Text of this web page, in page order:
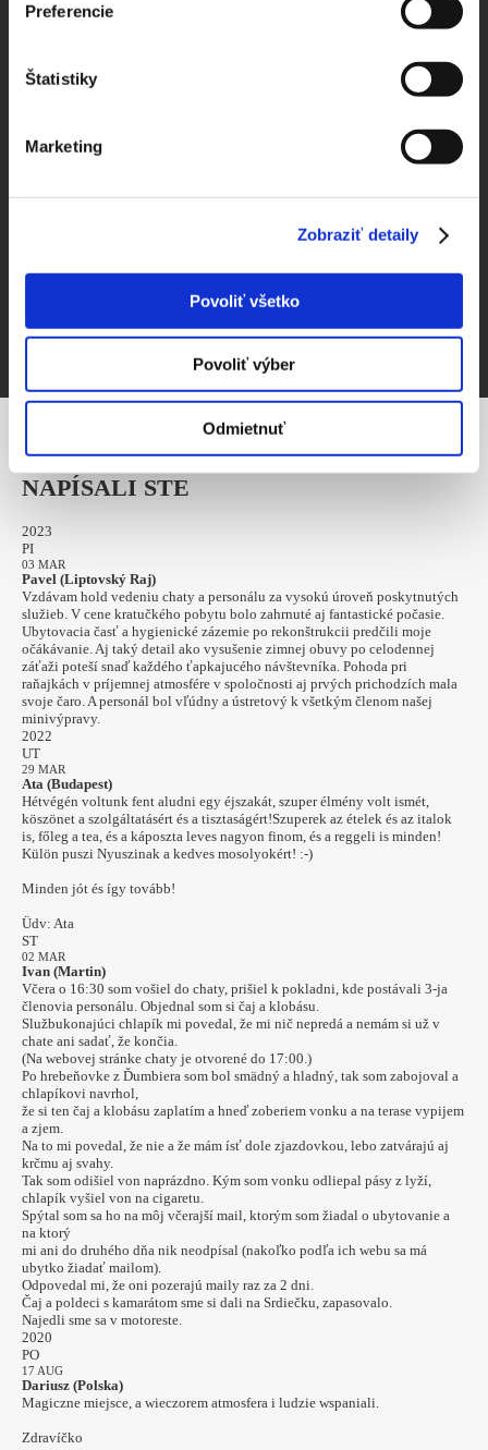
Preferencie
Štatistiky
Marketing
Zobraziť detaily
Povoliť všetko
Povoliť výber
Odmietnuť
ZVEREJNIŤ ZÁPIS
NAPÍSALI STE
2023
PI
03 MAR
Pavel (Liptovský Raj)
Vzdávam hold vedeniu chaty a personálu za vysokú úroveň poskytnutých
služieb. V cene kratučkého pobytu bolo zahrnuté aj fantastické počasie.
Ubytovacia časť a hygienické zázemie po rekonštrukcii predčili moje
očákávanie. Aj taký detail ako vysušenie zimnej obuvy po celodennej
záťaži poteší snaď každého ťapkajucého návštevníka. Pohoda pri
raňajkách v príjemnej atmosfére v spoločnosti aj prvých prichodzích mala
svoje čaro. A personál bol vľúdny a ústretový k všetkým členom našej
minivýpravy.
2022
UT
29 MAR
Ata (Budapest)
Hétvégén voltunk fent aludni egy éjszakát, szuper élmény volt ismét,
köszönet a szolgáltatásért és a tisztaságért!Szuperek az ételek és az italok
is, főleg a tea, és a káposzta leves nagyon finom, és a reggeli is minden!
Külön puszi Nyuszinak a kedves mosolyokért! :-)
Minden jót és így tovább!
Üdv: Ata
ST
02 MAR
Ivan (Martin)
Včera o 16:30 som vošiel do chaty, prišiel k pokladni, kde postávali 3-ja
členovia personálu. Objednal som si čaj a klobásu.
Službukonajúci chlapík mi povedal, že mi nič nepredá a nemám si už v
chate ani sadať, že končia.
(Na webovej stránke chaty je otvorené do 17:00.)
Po hrebeňovke z Ďumbiera som bol smädný a hladný, tak som zabojoval a
chlapíkovi navrhol,
že si ten čaj a klobásu zaplatím a hneď zoberiem vonku a na terase vypijem
a zjem.
Na to mi povedal, že nie a že mám ísť dole zjazdovkou, lebo zatvárajú aj
krčmu aj svahy.
Tak som odišiel von naprázdno. Kým som vonku odliepal pásy z lyží,
chlapík vyšiel von na cigaretu.
Spýtal som sa ho na môj včerajší mail, ktorým som žiadal o ubytovanie a
na ktorý
mi ani do druhého dňa nik neodpísal (nakoľko podľa ich webu sa má
ubytko žiadať mailom).
Odpovedal mi, že oni pozerajú maily raz za 2 dni.
Čaj a poldeci s kamarátom sme si dali na Srdiečku, zapasovalo.
Najedli sme sa v motoreste.
2020
PO
17 AUG
Dariusz (Polska)
Magiczne miejsce, a wieczorem atmosfera i ludzie wspaniali.
Zdravíčko